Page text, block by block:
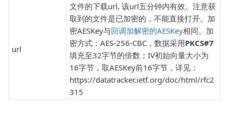
url
文件的下载url, 该url五分钟内有效。注意获
取到的文件是已加密的，不能直接打开。加
密AESKey与回调加解密的AESKey相同。加
密方式：AES-256-CBC，数据采用PKCS#7
填充至32字节的倍数；IV初始向量大小为
16字节，取AESKey前16字节，详见：
https://datatracker.ietf.org/doc/html/rfc2
315